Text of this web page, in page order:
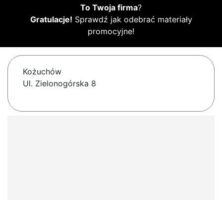
To Twoja firma?
Gratulacje! Sprawdź jak odebrać materiały
promocyjne!
Kożuchów
Ul. Zielonogórska 8